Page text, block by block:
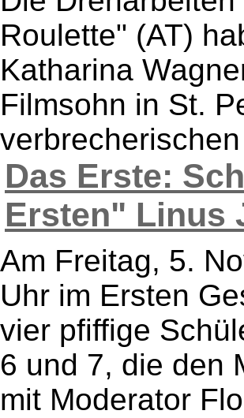
Roulette" (AT)
Katharina
Filmsohn in St.
Das Erste:
Ersten" Linus
Am Freitag, 5.
Uhr im Ersten
vier pfiffige
6 und 7, die den
mit Moderator